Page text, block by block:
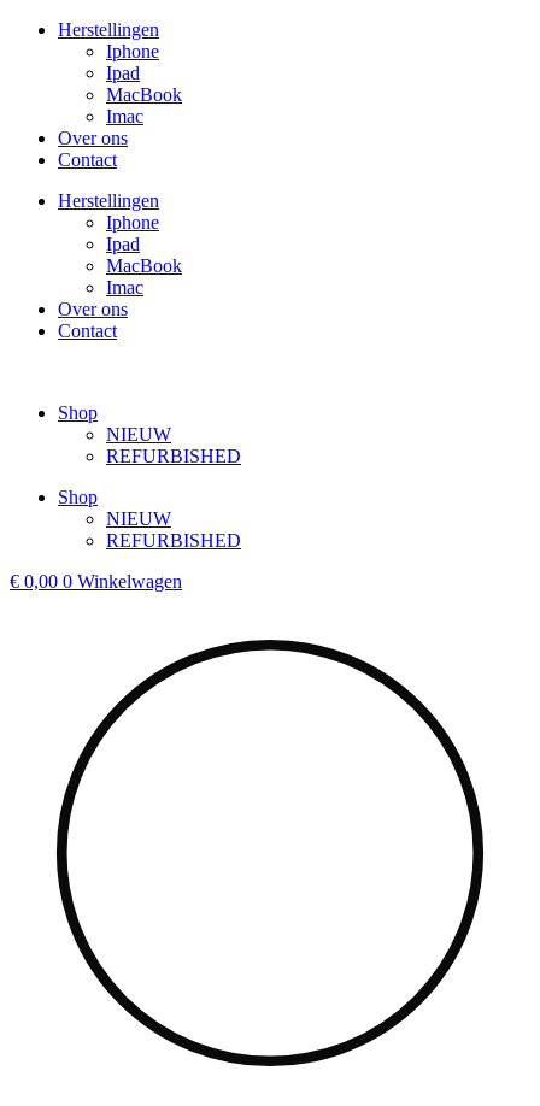
Herstellingen
Iphone
Ipad
MacBook
Imac
Over ons
Contact
Herstellingen
Iphone
Ipad
MacBook
Imac
Over ons
Contact
Shop
NIEUW
REFURBISHED
Shop
NIEUW
REFURBISHED
€ 0,00 0 Winkelwagen